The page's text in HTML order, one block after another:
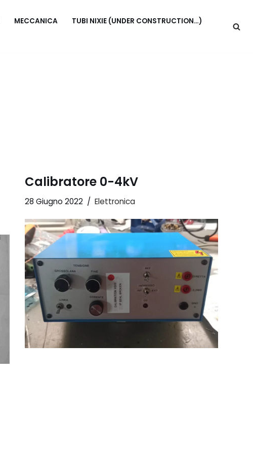
MECCANICA
TUBI NIXIE (UNDER CONSTRUCTION…)
Calibratore 0-4kV
28 Giugno 2022 Elettronica